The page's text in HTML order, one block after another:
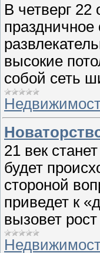
В четверг 22
праздничное
высокие
собой сеть
21 век
будет
стороной
приведет к
вызовет